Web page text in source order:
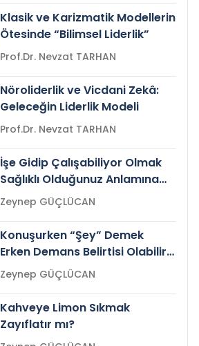
Klasik ve Karizmatik Modellerin
Ötesinde “Bilimsel Liderlik”
Prof.Dr. Nevzat TARHAN
Nöroliderlik ve Vicdani Zekâ:
Geleceğin Liderlik Modeli
Prof.Dr. Nevzat TARHAN
İşe Gidip Çalışabiliyor Olmak
Sağlıklı Olduğunuz Anlamına
Gelir mi?Zeynep GÜÇLÜCAN
Konuşurken “Şey” Demek
Erken Demans Belirtisi Olabilir
mi?
Zeynep GÜÇLÜCAN
Kahveye Limon Sıkmak
Zayıflatır mı?